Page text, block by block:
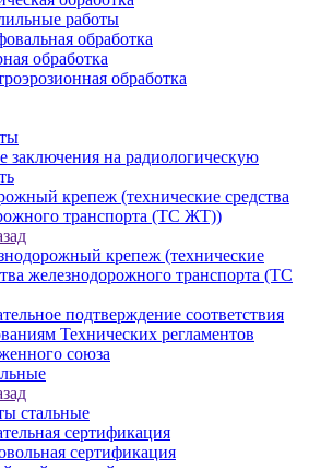
работы
обработка
обработка
обработка
заключения на радиологическую
крепеж (технические средства
транспорта (ТС ЖТ))
крепеж (технические
железнодорожного транспорта (ТС
подтверждение соответствия
Технических регламентов
союза
стальные
сертификация
сертификация